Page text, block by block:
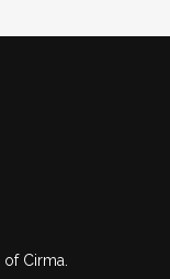
of Cirma.